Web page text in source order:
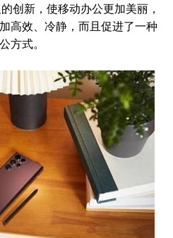
创新，使移动办公更加美丽，
高效、冷静，而且促进了一种
方式。